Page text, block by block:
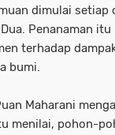
dimulai setiap
Penanaman
terhadap
bumi.
Maharani
menilai, pohon-